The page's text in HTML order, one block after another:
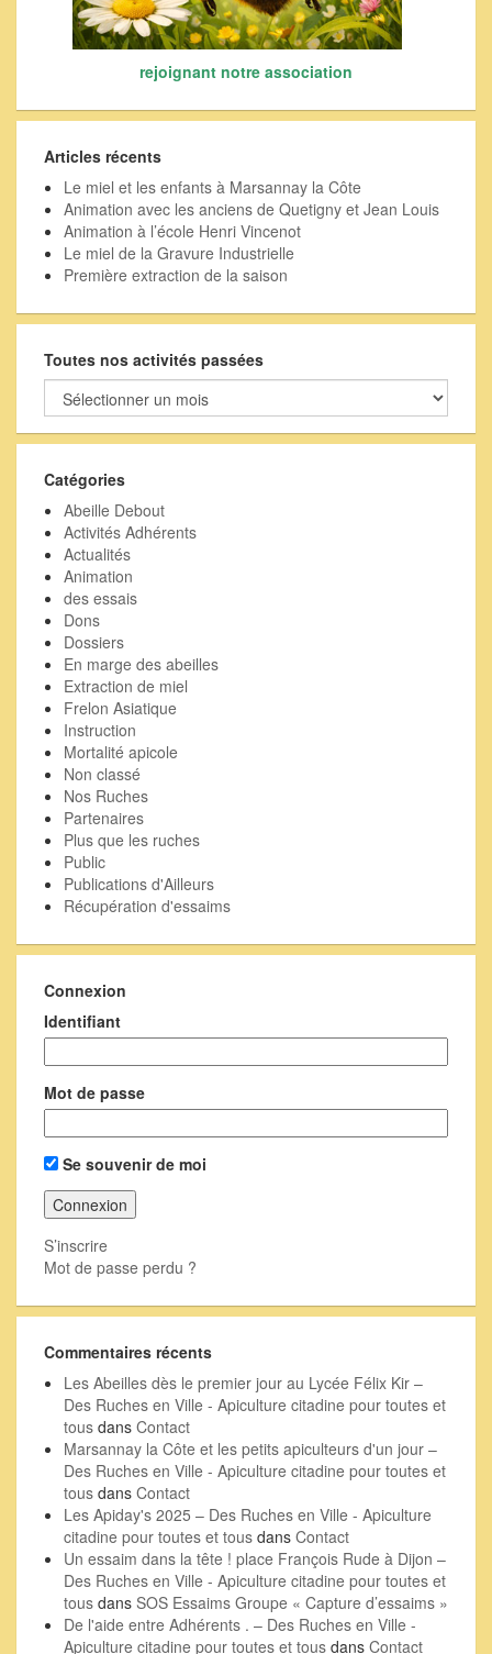
rejoignant notre association
Articles récents
Le miel et les enfants à Marsannay la Côte
Animation avec les anciens de Quetigny et Jean Louis
Animation à l’école Henri Vincenot
Le miel de la Gravure Industrielle
Première extraction de la saison
Toutes nos activités passées
Toutes
nos
activités
Catégories
Abeille Debout
Activités Adhérents
Actualités
Animation
des essais
Dons
Dossiers
En marge des abeilles
Extraction de miel
Frelon Asiatique
Instruction
Mortalité apicole
Non classé
Nos Ruches
Partenaires
Plus que les ruches
Public
Publications d'Ailleurs
Récupération d'essaims
Connexion
Identifiant
Mot de passe
Se souvenir de moi
S’inscrire
Mot de passe perdu ?
Commentaires récents
Les Abeilles dès le premier jour au Lycée Félix Kir –
Des Ruches en Ville - Apiculture citadine pour toutes et
tous dans Contact
Marsannay la Côte et les petits apiculteurs d'un jour –
Des Ruches en Ville - Apiculture citadine pour toutes et
tous dans Contact
Les Apiday's 2025 – Des Ruches en Ville - Apiculture
citadine pour toutes et tous dans Contact
Un essaim dans la tête ! place François Rude à Dijon –
Des Ruches en Ville - Apiculture citadine pour toutes et
tous dans SOS Essaims Groupe « Capture d’essaims »
De l'aide entre Adhérents . – Des Ruches en Ville -
Apiculture citadine pour toutes et tous dans Contact